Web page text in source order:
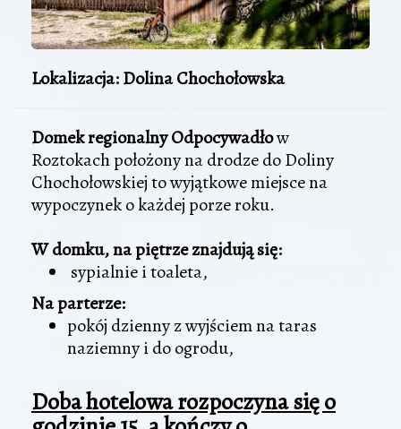
Lokalizacja: Dolina Chochołowska
Domek regionalny Odpocywadłow
Roztokach położony na drodze do Doliny
Chochołowskiej to wyjątkowe miejsce na
wypoczynek o każdej porze roku.
W domku, na piętrze znajdują się:
sypialnie i toaleta,
Na parterze:
pokój dzienny z wyjściem na taras
naziemny i do ogrodu,
Doba hotelowa rozpoczyna się o